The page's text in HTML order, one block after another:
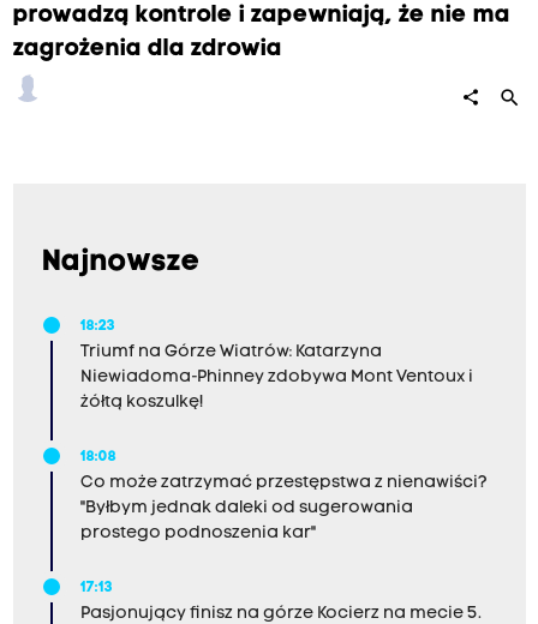
prowadzą kontrole i zapewniają, że nie ma
zagrożenia dla zdrowia
share search
Najnowsze
18:23
Triumf na Górze Wiatrów: Katarzyna
Niewiadoma-Phinney zdobywa Mont Ventoux i
żółtą koszulkę!
18:08
Co może zatrzymać przestępstwa z nienawiści?
"Byłbym jednak daleki od sugerowania
prostego podnoszenia kar"
17:13
Pasjonujący finisz na górze Kocierz na mecie 5.